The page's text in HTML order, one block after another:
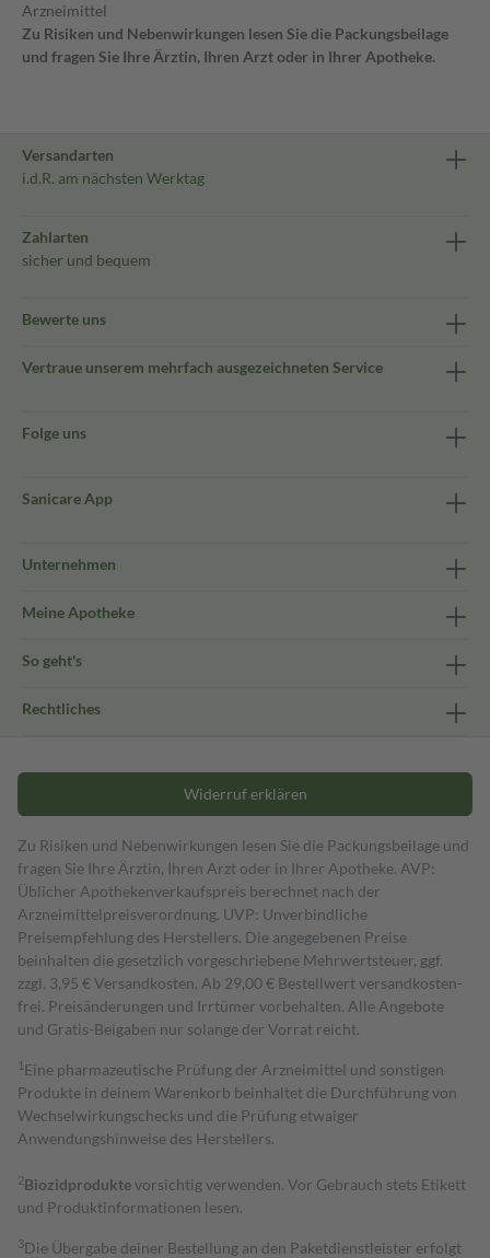
Arzneimittel
Zu Risiken und Nebenwirkungen lesen Sie die Packungsbeilage
und fragen Sie Ihre Ärztin, Ihren Arzt oder in Ihrer Apotheke.
Versandarten
i.d.R. am nächsten Werktag
Zahlarten
sicher und bequem
Bewerte uns
Vertraue unserem mehrfach ausgezeichneten Service
Folge uns
Sanicare App
Unternehmen
Meine Apotheke
So geht's
Rechtliches
Widerruf erklären
Zu Risiken und Nebenwirkungen lesen Sie die Packungsbeilage und
fragen Sie Ihre Ärztin, Ihren Arzt oder in Ihrer Apotheke. AVP:
Üblicher Apothekenverkaufspreis berechnet nach der
Arzneimittelpreisverordnung. UVP: Unverbindliche
Preisempfehlung des Herstellers. Die angegebenen Preise
beinhalten die gesetzlich vorgeschriebene Mehrwertsteuer, ggf.
zzgl. 3,95 € Versandkosten. Ab 29,00 € Bestell­wert versand­kosten­
frei. Preisänderungen und Irrtümer vorbehalten. Alle Angebote
und Gratis-Beigaben nur solange der Vorrat reicht.
1 Eine pharmazeutische Prüfung der Arzneimittel und sonstigen
Produkte in deinem Warenkorb beinhaltet die Durchführung von
Wechselwirkungschecks und die Prüfung etwaiger
Anwendungshinweise des Herstellers.
2Biozidproduktevorsichtig verwenden. Vor Gebrauch stets Etikett
und Produktinformationen lesen.
3Die Übergabe deiner Bestellung an den Paketdienstleister erfolgt